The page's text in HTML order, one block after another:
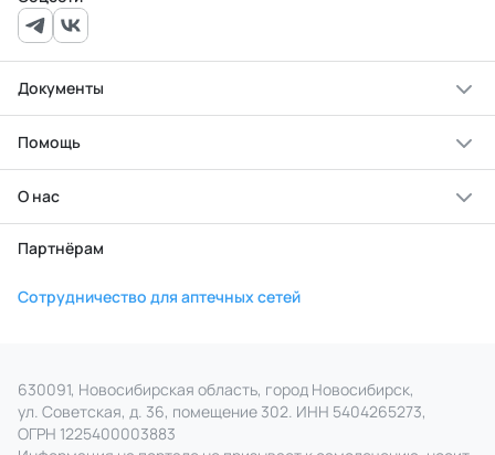
Документы
Помощь
О нас
Партнёрам
Сотрудничество для аптечных сетей
630091, Новосибирская область, город Новосибирск,
ул. Советская, д. 36, помещение 302. ИНН 5404265273,
ОГРН 1225400003883